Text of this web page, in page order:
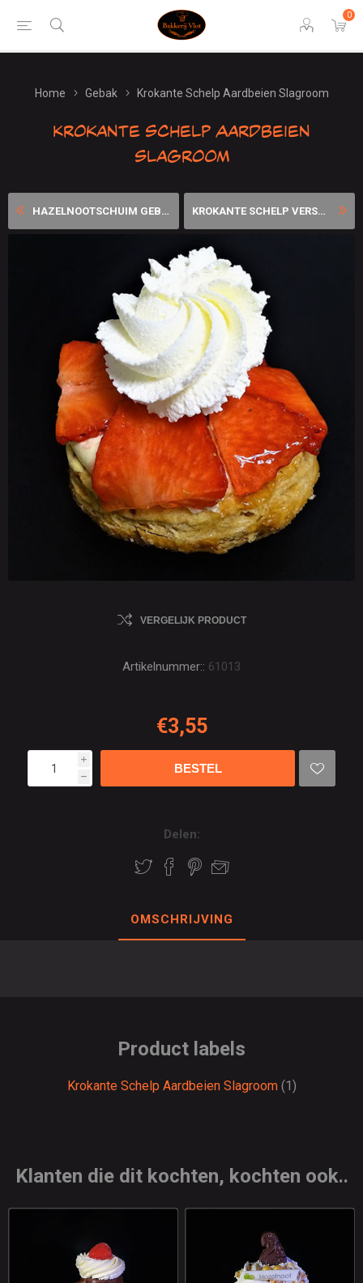
0
Home Gebak Krokante Schelp Aardbeien Slagroom
Krokante Schelp Aardbeien
Slagroom
HAZELNOOTSCHUIM GEBAKJE KROKANTE SCHELP VERSE AARDB...
VERGELIJK PRODUCT
Artikelnummer:: 61013
€3,55
i
h
Delen:
OMSCHRIJVING
Product labels
Krokante Schelp Aardbeien Slagroom (1)
Klanten die dit kochten, kochten ook..